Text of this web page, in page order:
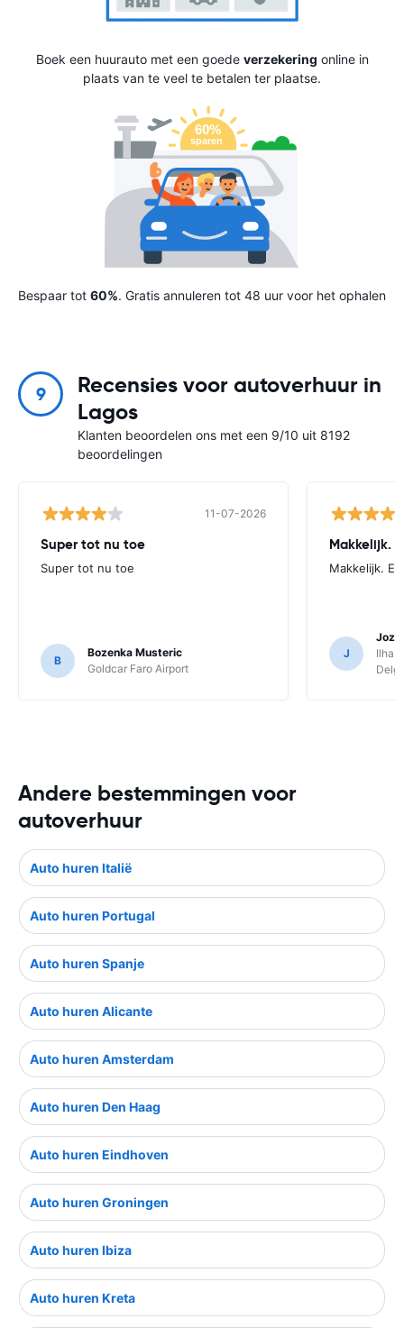
Boek een huurauto met een goede verzekering online in
plaats van te veel te betalen ter plaatse.
Bespaar tot 60%. Gratis annuleren tot 48 uur voor het ophalen
9
Recensies voor autoverhuur in
Lagos
Klanten beoordelen ons met een 9/10 uit 8192
beoordelingen
11-07-2026
Super tot nu toe
Super tot nu toe
B
Bozenka Musteric
Goldcar Faro Airport
Makkelijk.
Makkelijk.
J
Ilha
Andere bestemmingen voor
autoverhuur
Auto huren Italië
Auto huren Portugal
Auto huren Spanje
Auto huren Alicante
Auto huren Amsterdam
Auto huren Den Haag
Auto huren Eindhoven
Auto huren Groningen
Auto huren Ibiza
Auto huren Kreta